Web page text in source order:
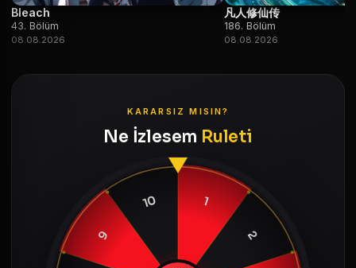
Bleach
43. Bölüm
08.08.2026
凡人修仙传
186. Bölüm
08.08.2026
KARARSIZ MISIN?
Ne İzlesem Ruleti
1
2
9
10